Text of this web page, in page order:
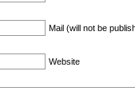
Mail (will not be
Website